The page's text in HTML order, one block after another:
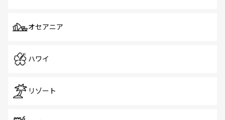
オセアニア
ハワイ
リゾート